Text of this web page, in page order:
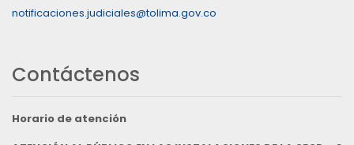
notificaciones.judiciales@tolima.gov.co
Contáctenos
Horario de atención